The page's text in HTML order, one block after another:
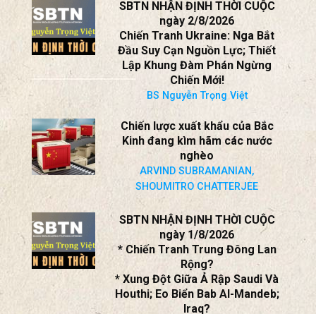
“CỦA NGƯỜI PHÚC TA”. . . ra
“Xiêu hồn lạc phách”.
Trần nguyên Thao
SBTN NHẬN ĐỊNH THỜI CUỘC
ngày 2/8/2026
Chiến Tranh Ukraine: Nga Bắt
Đầu Suy Cạn Nguồn Lực; Thiết
Lập Khung Đàm Phán Ngừng
Chiến Mới!
BS Nguyễn Trọng Việt
Chiến lược xuất khẩu của Bắc
Kinh đang kìm hãm các nước
nghèo
ARVIND SUBRAMANIAN,
SHOUMITRO CHATTERJEE
SBTN NHẬN ĐỊNH THỜI CUỘC